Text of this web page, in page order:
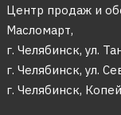
Центр продаж и
Масломарт,
г. Челябинск, ул.
г. Челябинск, ул.
г. Челябинск,